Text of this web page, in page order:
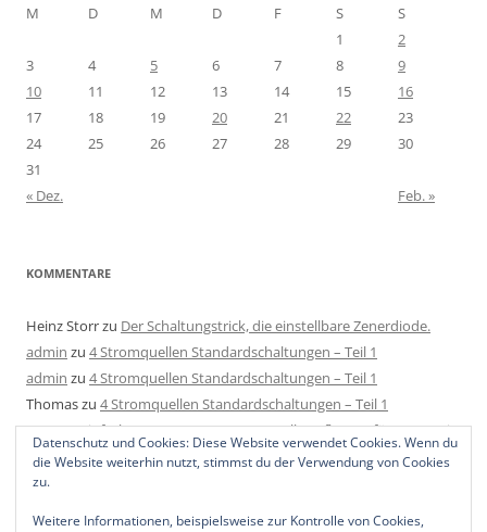
M
D M D F S
S
1
2
3
4 5 6 7 8
9
10
11 12 13 14 15
16
17
18 19 20 21 22
23
24
25 26 27 28 29
30
31
« Dez.
Feb. »
KOMMENTARE
Heinz Storrzu Der Schaltungstrick, die einstellbare Zenerdiode.
admin zu 4 Stromquellen Standardschaltungen – Teil 1
admin zu 4 Stromquellen Standardschaltungen – Teil 1
Thomaszu 4 Stromquellen Standardschaltungen – Teil 1
MatszuEinfache LED Konstantstromquelle aufbauen für 4-40V mit
2 Bauteilen, 1 Regler und 1 Widerstand.
Datenschutz und Cookies: Diese Website verwendet Cookies. Wenn du
die Website weiterhin nutzt, stimmst du der Verwendung von Cookies
zu.
Weitere Informationen, beispielsweise zur Kontrolle von Cookies,